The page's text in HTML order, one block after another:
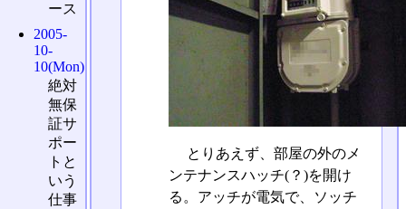
とりあえず、部屋の外のメ
ンテナンスハッチ(？)を開け
る。アッチが電気で、ソッチ
ース
2005-
10-
10(Mon)
絶対
無保
証サ
ポー
トと
いう
仕事